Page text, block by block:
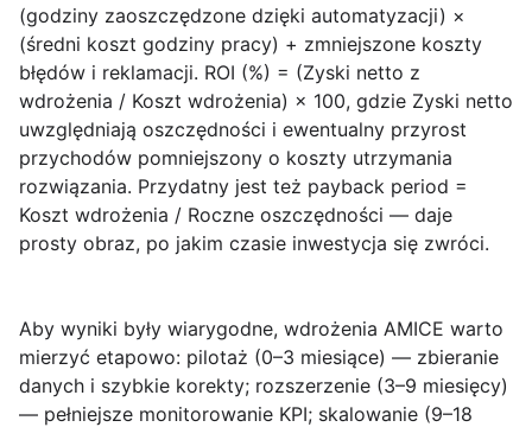
(godziny zaoszczędzone dzięki automatyzacji) ×
(średni koszt godziny pracy) + zmniejszone koszty
błędów i reklamacji. ROI (%) = (Zyski netto z
wdrożenia / Koszt wdrożenia) × 100, gdzie Zyski netto
uwzględniają oszczędności i ewentualny przyrost
przychodów pomniejszony o koszty utrzymania
rozwiązania. Przydatny jest też payback period =
Koszt wdrożenia / Roczne oszczędności — daje
prosty obraz, po jakim czasie inwestycja się zwróci.
Aby wyniki były wiarygodne, wdrożenia AMICE warto
mierzyć etapowo: pilotaż (0–3 miesiące) — zbieranie
danych i szybkie korekty; rozszerzenie (3–9 miesięcy)
— pełniejsze monitorowanie KPI; skalowanie (9–18